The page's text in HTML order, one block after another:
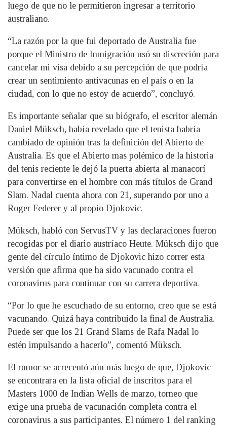
luego de que no le permitieron ingresar a territorio
australiano.
“La razón por la que fui deportado de Australia fue
porque el Ministro de Inmigración usó su discreción para
cancelar mi visa debido a su percepción de que podría
crear un sentimiento antivacunas en el país o en la
ciudad, con lo que no estoy de acuerdo”, concluyó.
Es importante señalar que su biógrafo, el escritor alemán
Daniel Müksch, había revelado que el tenista habría
cambiado de opinión tras la definición del Abierto de
Australia. Es que el Abierto mas polémico de la historia
del tenis reciente le dejó la puerta abierta al manacorí
para convertirse en el hombre con más títulos de Grand
Slam. Nadal cuenta ahora con 21, superando por uno a
Roger Federer y al propio Djokovic.
Müksch, habló con ServusTV y las declaraciones fueron
recogidas por el diario austríaco Heute. Müksch dijo que
gente del círculo íntimo de Djokovic hizo correr esta
versión que afirma que ha sido vacunado contra el
coronavirus para continuar con su carrera deportiva.
“Por lo que he escuchado de su entorno, creo que se está
vacunando. Quizá haya contribuido la final de Australia.
Puede ser que los 21 Grand Slams de Rafa Nadal lo
estén impulsando a hacerlo”, comentó Müksch.
El rumor se acrecentó aún más luego de que, Djokovic
se encontrara en la lista oficial de inscritos para el
Masters 1000 de Indian Wells de marzo, torneo que
exige una prueba de vacunación completa contra el
coronavirus a sus participantes. El número 1 del ranking